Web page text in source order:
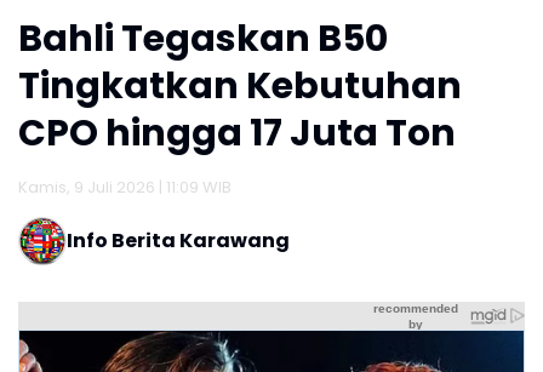
Bahli Tegaskan B50
Tingkatkan Kebutuhan
CPO hingga 17 Juta Ton
Kamis, 9 Juli 2026 | 11:09 WIB
Info Berita Karawang